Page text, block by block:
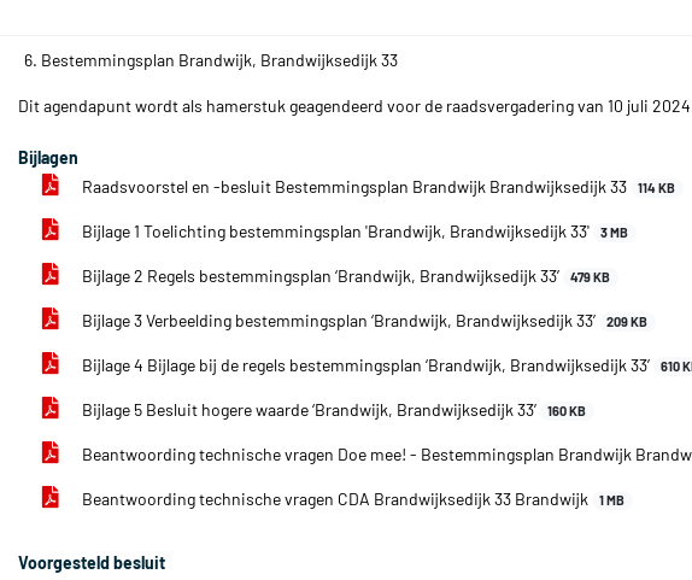
6. Bestemmingsplan Brandwijk, Brandwijksedijk 33
Dit agendapunt wordt als hamerstuk geagendeerd voor de raadsvergadering van 10 juli
Bijlagen
Raadsvoorstel en -besluit Bestemmingsplan Brandwijk Brandwijksedijk 33
114 KB
Bijlage 1 Toelichting bestemmingsplan 'Brandwijk, Brandwijksedijk 33' 3 MB
Bijlage 2 Regels bestemmingsplan ‘Brandwijk, Brandwijksedijk 33’ 479 KB
Bijlage 3 Verbeelding bestemmingsplan ‘Brandwijk, Brandwijksedijk 33’ 209 KB
Bijlage 4 Bijlage bij de regels bestemmingsplan ‘Brandwijk, Brandwijksedijk 33’ 610
Bijlage 5 Besluit hogere waarde ‘Brandwijk, Brandwijksedijk 33’ 160 KB
Beantwoording technische vragen Doe mee! - Bestemmingsplan Brandwijk
Beantwoording technische vragen CDA Brandwijksedijk 33 Brandwijk 1 MB
Voorgesteld besluit